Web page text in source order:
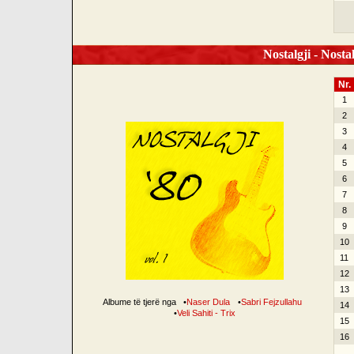
Nostalgji -
Albume të tjerë nga •Naser Dula •Sabri Fejzullahu
•Veli Sahiti - Trix
Nr.
1
2
3
4
5
6
7
8
9
10
11
12
13
14
15
16